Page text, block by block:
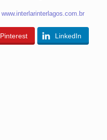
www.interlarinterlagos.com.br
Pinterest LinkedIn